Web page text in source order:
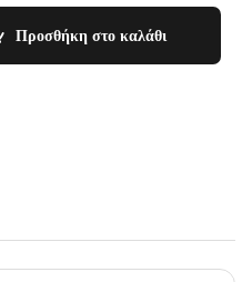
Προσθήκη στο καλάθι